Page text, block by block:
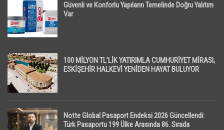
Güvenli ve Konforlu Yapıların Temelinde Doğru Yalıtım
Var
100 MİLYON TL’LİK YATIRIMLA CUMHURİYET MİRASI,
ESKİŞEHİR HALKEVİ YENİDEN HAYAT BULUYOR
Notte Global Pasaport Endeksi 2026 Güncellendi:
Türk Pasaportu 199 Ülke Arasında 86. Sırada